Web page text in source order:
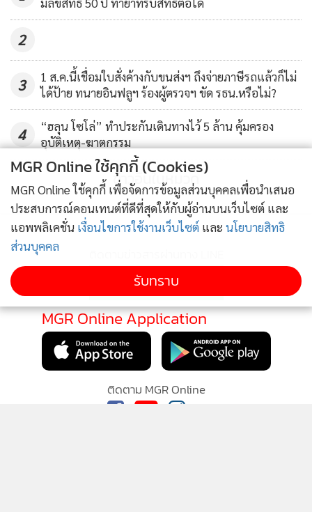
2
3
1 ส.ค.นี้เชื่อมใบสั่งค้างกับขนส่งฯ ถึงจ่ายภาษีรถแล้วก็ไม่
ได้ป้าย ทนายอินฟลูฯ ร้องผู้ตรวจฯ ขัด รธน.หรือไม่?
4
“ฮลุน โซโล่” ทำประกันเดินทางไว้ 5 ล้าน คุ้มครอง
อุบัติเหตุ-ฆาตกรรม
ข่าวอื่นในหมวด
MGR Online Application
ติดตาม MGR Online
MGR Online ใช้คุกกี้ (Cookies)
MGR Online ใช้คุกกี้ เพื่อจัดการข้อมูลส่วนบุคคลเพื่อนำเสนอ
ประสบการณ์คอนเทนต์ที่ดีที่สุดให้กับผู้อ่านบนเว็บไซต์ และ
แอพพลิเคชั่น เงื่อนไขการใช้งานเว็บไซต์ และ นโยบายสิทธิ
ส่วนบุคคล
รับทราบ